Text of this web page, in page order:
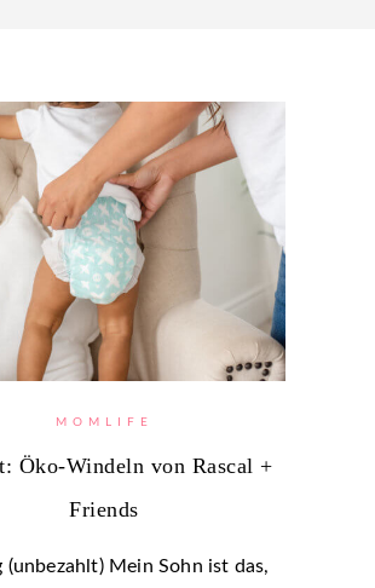
MOMLIFE
Öko-Windeln von Rascal +
Friends
(unbezahlt) Mein Sohn ist das,